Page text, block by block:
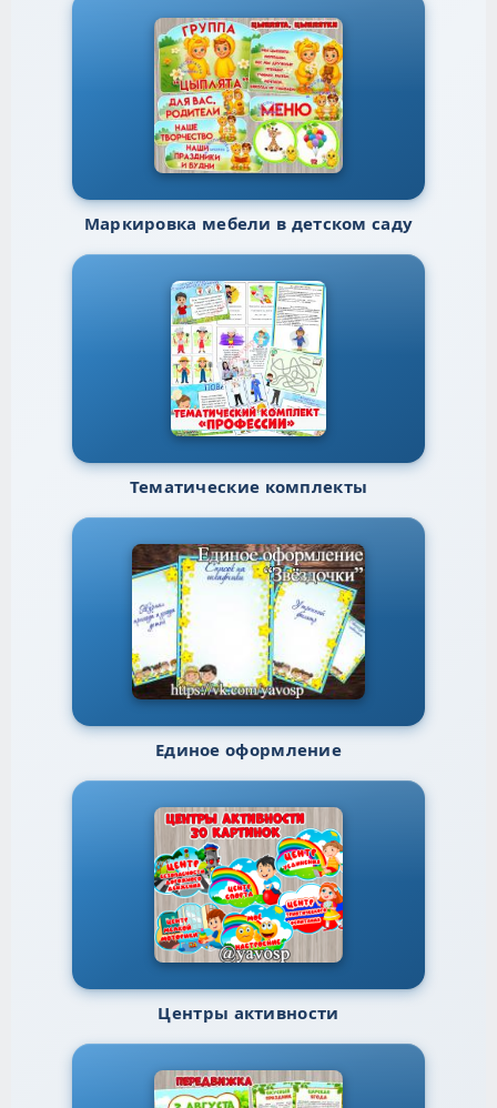
Маркировка мебели в детском саду
Тематические комплекты
Единое оформление
Центры активности